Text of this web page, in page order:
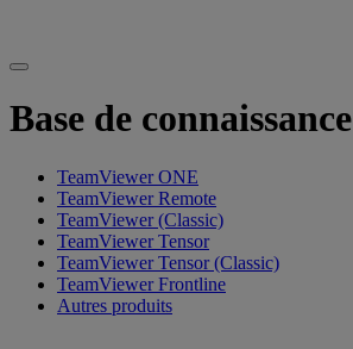
Base de connaissance
TeamViewer ONE
TeamViewer Remote
TeamViewer (Classic)
TeamViewer Tensor
TeamViewer Tensor (Classic)
TeamViewer Frontline
Autres produits